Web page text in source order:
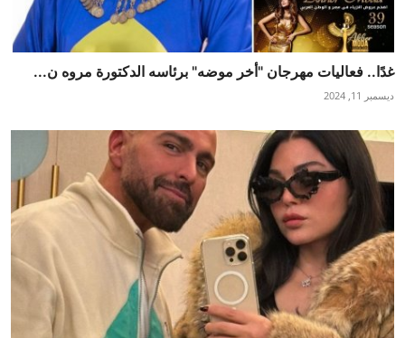
غدًا.. فعاليات مهرجان "أخر موضه" برئاسه الدكتورة مروه ن...
ديسمبر 11, 2024